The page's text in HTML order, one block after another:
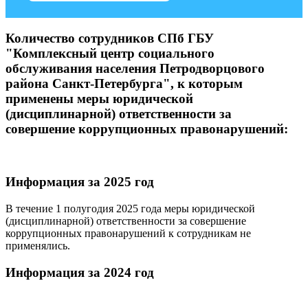
Количество сотрудников СПб ГБУ
"Комплексный центр социального
обслуживания населения Петродворцового
района Санкт-Петербурга", к которым
применены меры юридической
(дисциплинарной) ответственности за
совершение коррупционных правонарушений:
Информация за 2025 год
В течение 1 полугодия 2025 года меры юридической
(дисциплинарной) ответственности за совершение
коррупционных правонарушений к сотрудникам не
применялись.
Информация за 2024 год